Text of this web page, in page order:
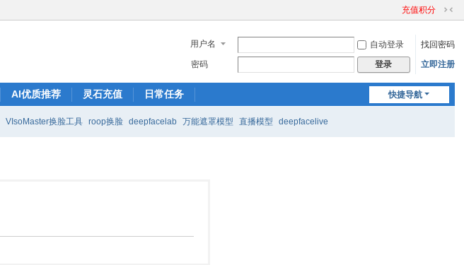
充值积分
切
到
窄
用户名 自动登录
找回密码
密码
登录 立即注册
快捷导航
AI优质推荐 灵石充值 日常任务
VIsoMaster换脸工具 roop换脸 deepfacelab 万能遮罩模型 直播模型 deepfacelive